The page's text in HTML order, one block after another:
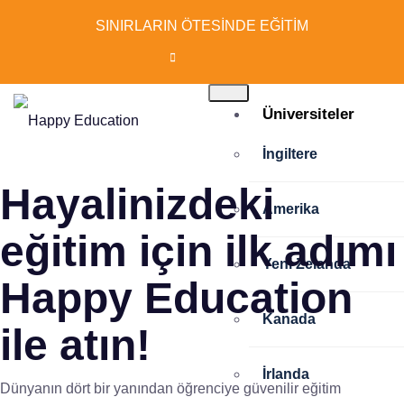
SINIRLARIN ÖTESİNDE EĞİTİM
Üniversiteler
İngiltere
Amerika
Yeni Zelanda
Kanada
İrlanda
Hayalinizdeki
eğitim için ilk adımı
Happy Education
ile atın!
Dünyanın dört bir yanından öğrenciye güvenilir eğitim